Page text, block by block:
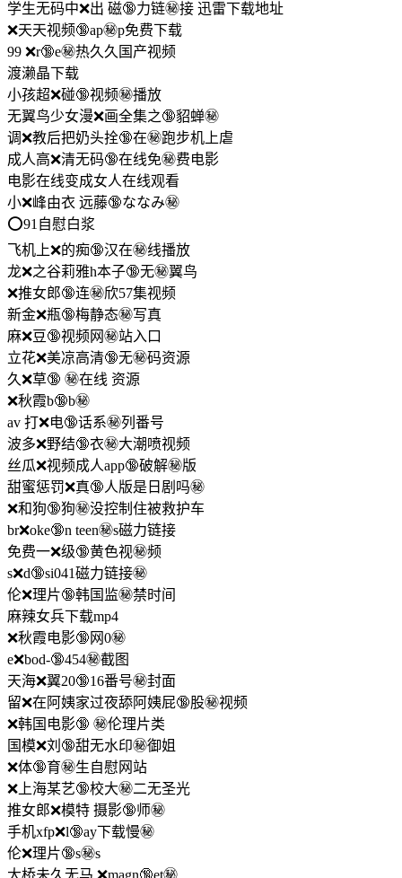
学生无码中❌出 磁🔞力链㊙️接 迅雷下载地址
❌天天视频🔞ap㊙️p免费下载
99 ❌r🔞e㊙️热久久国产视频
渡濑晶下载
小孩超❌碰🔞视频㊙️播放
无翼鸟少女漫❌画全集之🔞貂蝉㊙️
调❌教后把奶头拴🔞在㊙️跑步机上虐
成人高❌清无码🔞在线免㊙️费电影
电影在线变成女人在线观看
小❌峰由衣 远藤🔞ななみ㊙️
⭕️91自慰白浆
飞机上❌的痴🔞汉在㊙️线播放
龙❌之谷莉雅h本子🔞无㊙️翼鸟
❌推女郎🔞连㊙️欣57集视频
新金❌瓶🔞梅静态㊙️写真
麻❌豆🔞视频网㊙️站入口
立花❌美凉高清🔞无㊙️码资源
久❌草🔞 ㊙️在线 资源
❌秋霞b🔞b㊙️
av 打❌电🔞话系㊙️列番号
波多❌野结🔞衣㊙️大潮喷视频
丝瓜❌视频成人app🔞破解㊙️版
甜蜜惩罚❌真🔞人版是日剧吗㊙️
❌和狗🔞狗㊙️没控制住被救护车
br❌oke🔞n teen㊙️s磁力链接
免费一❌级🔞黄色视㊙️频
s❌d🔞si041磁力链接㊙️
伦❌理片🔞韩国监㊙️禁时间
麻辣女兵下载mp4
❌秋霞电影🔞网0㊙️
e❌bod-🔞454㊙️截图
天海❌翼20🔞16番号㊙️封面
留❌在阿姨家过夜舔阿姨屁🔞股㊙️视频
❌韩国电影🔞 ㊙️伦理片类
国模❌刘🔞甜无水印㊙️御姐
❌体🔞育㊙️生自慰网站
❌上海某艺🔞校大㊙️二无圣光
推女郎❌模特 摄影🔞师㊙️
手机xfp❌l🔞ay下载慢㊙️
伦❌理片🔞s㊙️s
大桥未久无马 ❌magn🔞et㊙️